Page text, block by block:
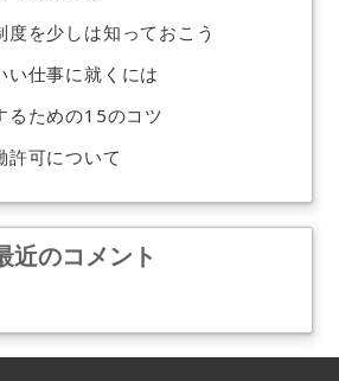
を少しは知っておこう
い仕事に就くには
るための15のコツ
許可について
近のコメント